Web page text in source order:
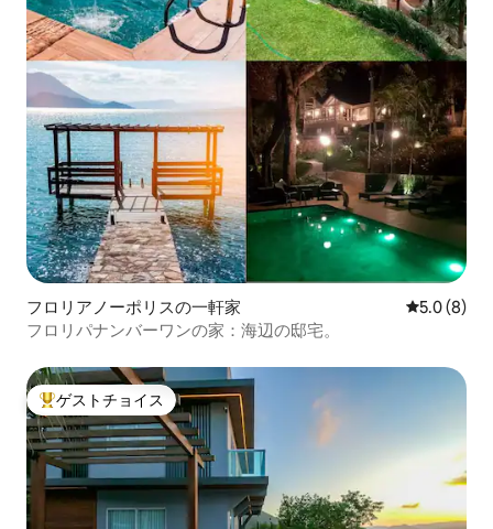
フロリアノーポリスの一軒家 レビュー8
5.0 (8)
フロリパナンバーワンの家：海辺の邸宅。
大好評のゲストチョイスです。
ゲストチョイス